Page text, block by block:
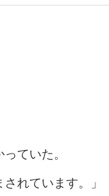
ていた。
れています。」